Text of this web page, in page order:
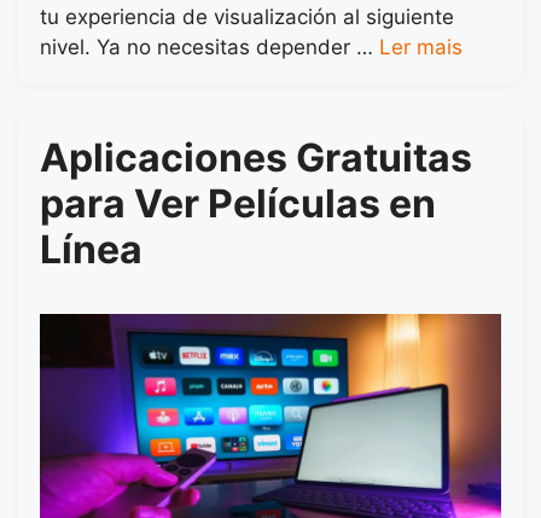
tu experiencia de visualización al siguiente
nivel. Ya no necesitas depender … Ler mais
Aplicaciones Gratuitas
para Ver Películas en
Línea